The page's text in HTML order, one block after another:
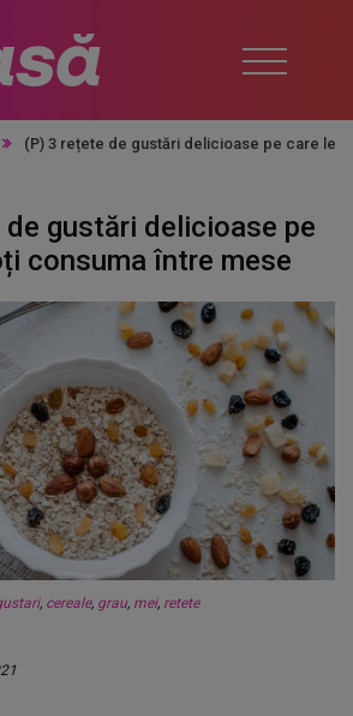
(P) 3 rețete de gustări delicioase pe care le
gustări delicioase pe
consuma între mese
, cereale, grau, mei, retete